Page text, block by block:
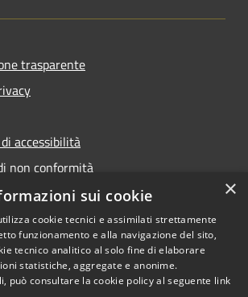
trasparente
accessibilità
non conformità
Copyright © 2026 • Comune di
Reggiolo • Powered by
Municipium•Accesso
×
sui cookie
cookie tecnici e assimilati strettamente
funzionamento e alla navigazione del sito,
tecnico analitico al solo fine di elaborare
statistiche, aggregate e anonime.
può consultare la cookie policy al seguente link